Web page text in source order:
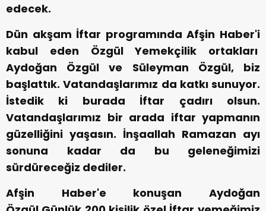
edecek.
Dün akşam İftar programında Afşin Haber'i
kabul eden Özgül Yemekçilik ortakları
Aydoğan Özgül ve Süleyman Özgül, biz
başlattık. Vatandaşlarımız da katkı sunuyor.
İstedik ki burada İftar çadırı olsun.
Vatandaşlarımız bir arada iftar yapmanın
güzelliğini yaşasın. İnşaallah Ramazan ayı
sonuna kadar da bu geleneğimizi
sürdüreceğiz dediler.
Afşin Haber'e konuşan Aydoğan